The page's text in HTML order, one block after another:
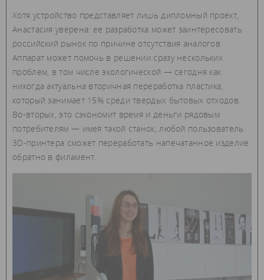
Хотя устройство представляет лишь дипломный проект,
Анастасия уверена: ее разработка может заинтересовать
российский рынок по причине отсутствия аналогов.
Аппарат может помочь в решении сразу нескольких
проблем, в том числе экологической — сегодня как
никогда актуальна вторичная переработка пластика,
который занимает 15% среди твердых бытовых отходов.
Во-вторых, это сэкономит время и деньги рядовым
потребителям — имея такой станок, любой пользователь
3D-принтера сможет переработать напечатанное изделие
обратно в филамент.